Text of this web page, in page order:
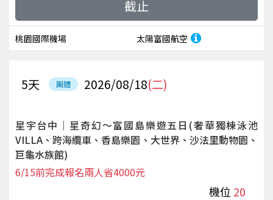
桃園國際機場 太陽富國航空
截止
團體 2026/08/18(二)
5天
星宇台中｜星奇幻～富國島樂遊五日(奢華獨棟泳池
VILLA、跨海纜車、香島樂園、大世界、沙法里動物園、
巨龜水族館)
機位 20
6/15前完成報名兩人省4000元